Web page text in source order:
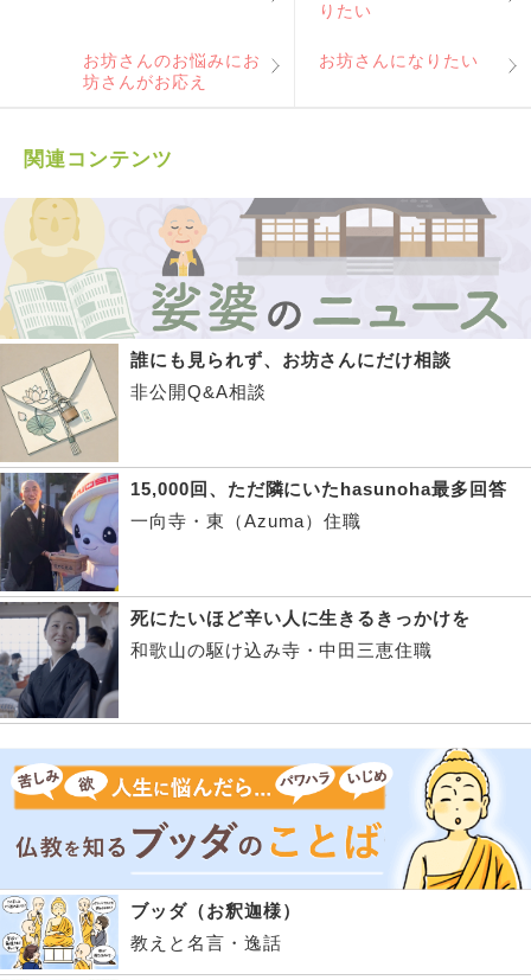
りたい
お坊さんのお悩みにお
坊さんがお応え
お坊さんになりたい
関連コンテンツ
誰にも見られず、お坊さんにだけ相談
非公開Q&A相談
15,000回、ただ隣にいたhasunoha最多回答
一向寺・東（Azuma）住職
死にたいほど辛い人に生きるきっかけを
和歌山の駆け込み寺・中田三恵住職
ブッダ（お釈迦様）
教えと名言・逸話